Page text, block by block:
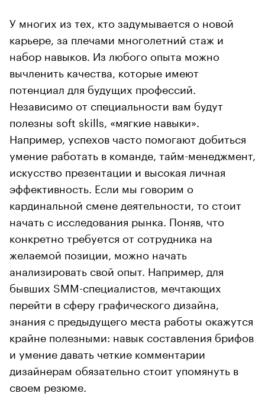
У многих из тех, кто задумывается о новой
карьере, за плечами многолетний стаж и
набор навыков. Из любого опыта можно
вычленить качества, которые имеют
потенциал для будущих профессий.
Независимо от специальности вам будут
полезны soft skills, «мягкие навыки».
Например, успехов часто помогают добиться
умение работать в команде, тайм-менеджмент,
искусство презентации и высокая личная
эффективность. Если мы говорим о
кардинальной смене деятельности, то стоит
начать с исследования рынка. Поняв, что
конкретно требуется от сотрудника на
желаемой позиции, можно начать
анализировать свой опыт. Например, для
бывших SMM-специалистов, мечтающих
перейти в сферу графического дизайна,
знания с предыдущего места работы окажутся
крайне полезными: навык составления брифов
и умение давать четкие комментарии
дизайнерам обязательно стоит упомянуть в
своем резюме.